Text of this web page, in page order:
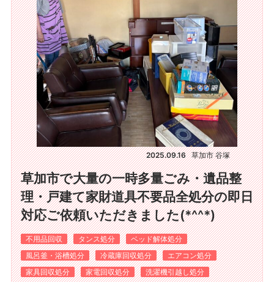
2025.09.16 草加市 谷塚
草加市で大量の一時多量ごみ・遺品整
理・戸建て家財道具不要品全処分の即日
対応ご依頼いただきました(*^^*)
不用品回収 タンス処分
ベッド解体処分
風呂釜・浴槽処分
冷蔵庫回収処分
エアコン処分
家具回収処分
家電回収処分
洗濯機引越し処分